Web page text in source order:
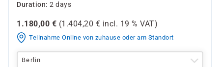
Duration 2 days
1.180,00 € (1.404,20 € incl. 19 % VAT)
Teilnahme Online von zuhause oder am Standort
Berlin